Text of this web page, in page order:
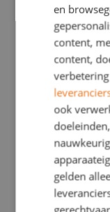
we eventueel
hangt af van de
plek er niet is,
uiteraard. Er is
en voor het
school).
Tijdens de
school, en -
langs alle klassen
vormen over
ook de sfeer. Je
vragen te stellen.
en
content,
content,
ook
gelden